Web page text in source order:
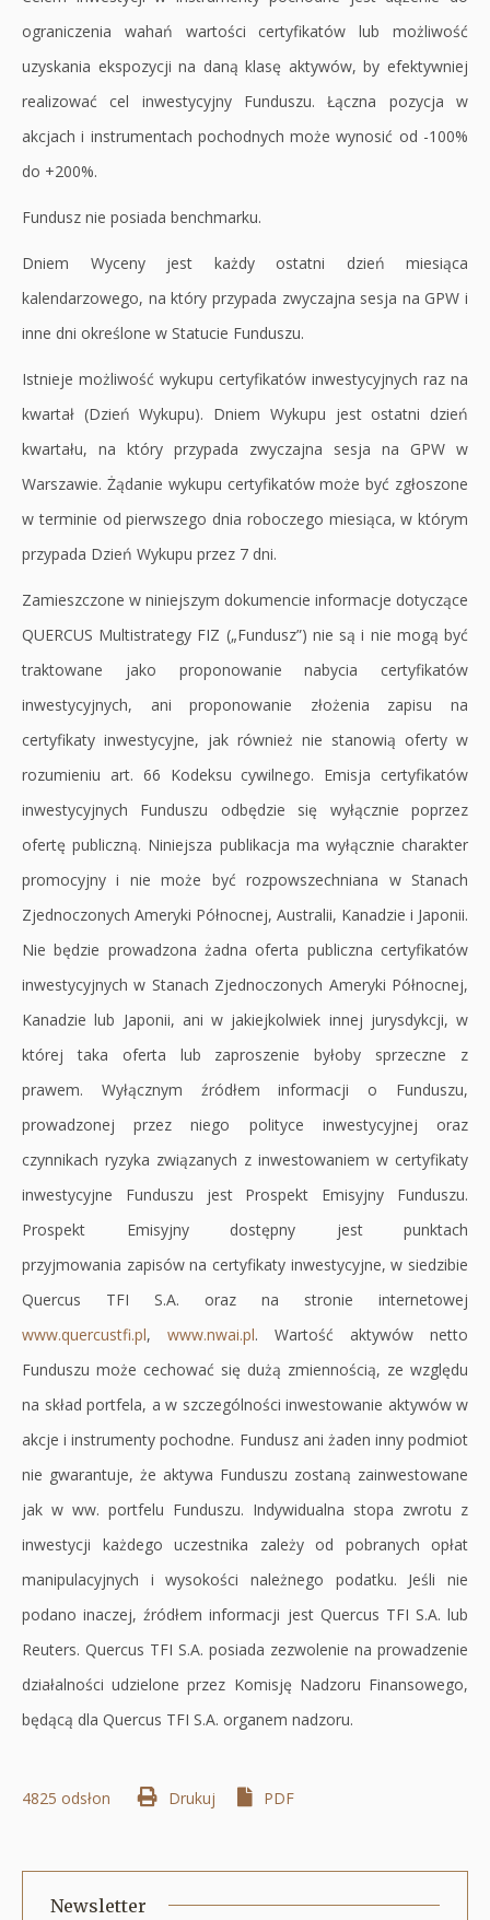
ograniczenia wahań wartości certyfikatów lub możliwość
uzyskania ekspozycji na daną klasę aktywów, by efektywniej
realizować cel inwestycyjny Funduszu. Łączna pozycja w
akcjach i instrumentach pochodnych może wynosić od -100%
do +200%.
Fundusz nie posiada benchmarku.
Dniem Wyceny jest każdy ostatni dzień miesiąca
kalendarzowego, na który przypada zwyczajna sesja na GPW i
inne dni określone w Statucie Funduszu.
Istnieje możliwość wykupu certyfikatów inwestycyjnych raz na
kwartał (Dzień Wykupu). Dniem Wykupu jest ostatni dzień
kwartału, na który przypada zwyczajna sesja na GPW w
Warszawie. Żądanie wykupu certyfikatów może być zgłoszone
w terminie od pierwszego dnia roboczego miesiąca, w którym
przypada Dzień Wykupu przez 7 dni.
Zamieszczone w niniejszym dokumencie informacje dotyczące
QUERCUS Multistrategy FIZ („Fundusz”) nie są i nie mogą być
traktowane jako proponowanie nabycia certyfikatów
inwestycyjnych, ani proponowanie złożenia zapisu na
certyfikaty inwestycyjne, jak również nie stanowią oferty w
rozumieniu art. 66 Kodeksu cywilnego. Emisja certyfikatów
inwestycyjnych Funduszu odbędzie się wyłącznie poprzez
ofertę publiczną. Niniejsza publikacja ma wyłącznie charakter
promocyjny i nie może być rozpowszechniana w Stanach
Zjednoczonych Ameryki Północnej, Australii, Kanadzie i Japonii.
Nie będzie prowadzona żadna oferta publiczna certyfikatów
inwestycyjnych w Stanach Zjednoczonych Ameryki Północnej,
Kanadzie lub Japonii, ani w jakiejkolwiek innej jurysdykcji, w
której taka oferta lub zaproszenie byłoby sprzeczne z
prawem. Wyłącznym źródłem informacji o Funduszu,
prowadzonej przez niego polityce inwestycyjnej oraz
czynnikach ryzyka związanych z inwestowaniem w certyfikaty
inwestycyjne Funduszu jest Prospekt Emisyjny Funduszu.
Prospekt Emisyjny dostępny jest punktach
przyjmowania zapisów na certyfikaty inwestycyjne, w siedzibie
Quercus TFI S.A. oraz na stronie internetowej
www.quercustfi.pl, www.nwai.pl. Wartość aktywów netto
Funduszu może cechować się dużą zmiennością, ze względu
na skład portfela, a w szczególności inwestowanie aktywów w
akcje i instrumenty pochodne. Fundusz ani żaden inny podmiot
nie gwarantuje, że aktywa Funduszu zostaną zainwestowane
jak w ww. portfelu Funduszu. Indywidualna stopa zwrotu z
inwestycji każdego uczestnika zależy od pobranych opłat
manipulacyjnych i wysokości należnego podatku. Jeśli nie
podano inaczej, źródłem informacji jest Quercus TFI S.A. lub
Reuters. Quercus TFI S.A. posiada zezwolenie na prowadzenie
działalności udzielone przez Komisję Nadzoru Finansowego,
będącą dla Quercus TFI S.A. organem nadzoru.
Drukuj Otworzy
w
nowej
PDF
4825 odsłon
Newsletter